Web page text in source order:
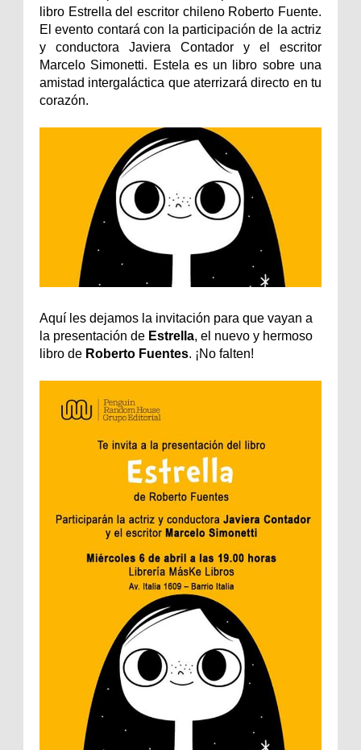
libro Estrella del escritor chileno Roberto Fuente.
El evento contará con la participación de la actriz
y conductora Javiera Contador y el escritor
Marcelo Simonetti. Estela es un libro sobre una
amistad intergaláctica que aterrizará directo en tu
corazón.
Aquí les dejamos la invitación para que vayan a
la presentación de Estrella, el nuevo y hermoso
libro de Roberto Fuentes. ¡No falten!